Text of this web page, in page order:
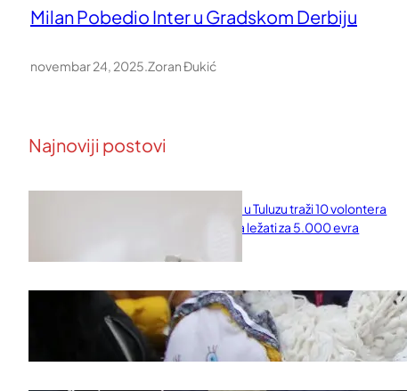
Milan Pobedio Inter u Gradskom Derbiju
novembar 24, 2025.Zoran Đukić
Najnoviji postovi
Naučni institut u Tuluzu traži 10 volontera
koji će 10 dana ležati za 5.000 evra
Saveti za Zdrav Božićni Post 2025
novembar 28, 2025